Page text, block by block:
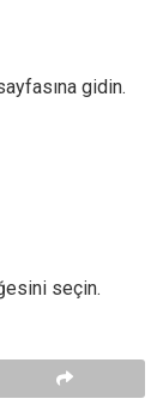
gidin.
seçin.